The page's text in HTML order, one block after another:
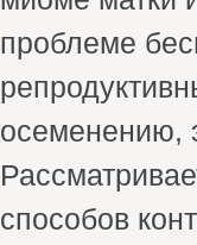
проблеме
осеменению,
способов